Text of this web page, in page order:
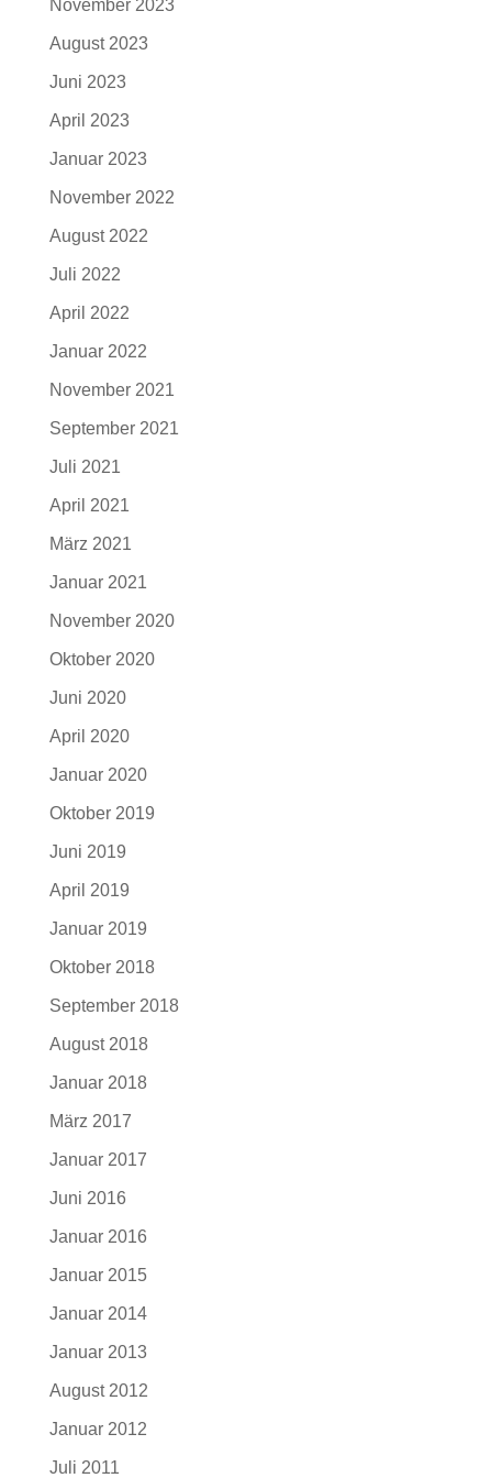
November 2023
August 2023
Juni 2023
April 2023
Januar 2023
November 2022
August 2022
Juli 2022
April 2022
Januar 2022
November 2021
September 2021
Juli 2021
April 2021
März 2021
Januar 2021
November 2020
Oktober 2020
Juni 2020
April 2020
Januar 2020
Oktober 2019
Juni 2019
April 2019
Januar 2019
Oktober 2018
September 2018
August 2018
Januar 2018
März 2017
Januar 2017
Juni 2016
Januar 2016
Januar 2015
Januar 2014
Januar 2013
August 2012
Januar 2012
Juli 2011